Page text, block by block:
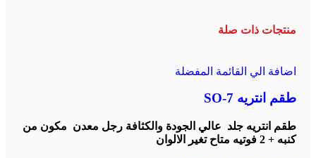
منتجات ذات صلة
اضافة الي القائمة المفضلة
طقم انتريه SO-7
طقم انتريه جلد عالي الجودة والكثافة رجل معدن مكون من
كنبه + 2 فوتيه
متاح تغير الالوان